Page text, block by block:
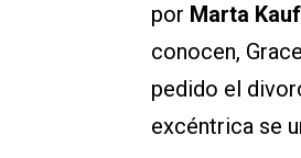
por Marta
conocen,
pedido el
excéntrica se